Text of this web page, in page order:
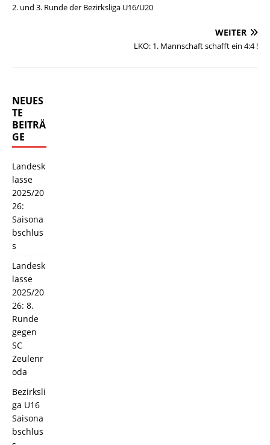
2. und 3. Runde der Bezirksliga U16/U20
WEITER
LKO: 1. Mannschaft schafft ein 4:4 !
NEUES
TE
BEITRÄ
GE
Landesk
lasse
2025/20
26:
Saisona
bschlus
s
Landesk
lasse
2025/20
26: 8.
Runde
gegen
SC
Zeulenr
oda
Bezirksli
ga U16
Saisona
bschlus